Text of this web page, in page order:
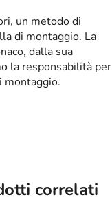
un metodo di
di montaggio. La
dalla sua
la responsabilità per
montaggio.
correlati